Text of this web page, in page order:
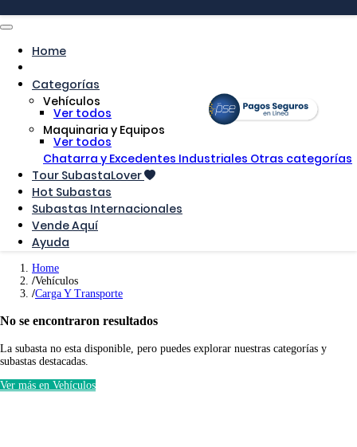
Home
Categorías
Vehículos
Ver todos
Maquinaria y Equipos
Ver todos
Chatarra y Excedentes Industriales Otras categorías
Tour SubastaLover
Hot Subastas
Subastas Internacionales
Vende Aquí
Ayuda
Home
Vehículos
Carga Y Transporte
No se encontraron resultados
La subasta no esta disponible, pero puedes explorar nuestras categorías y
subastas destacadas.
Ver más en Vehículos